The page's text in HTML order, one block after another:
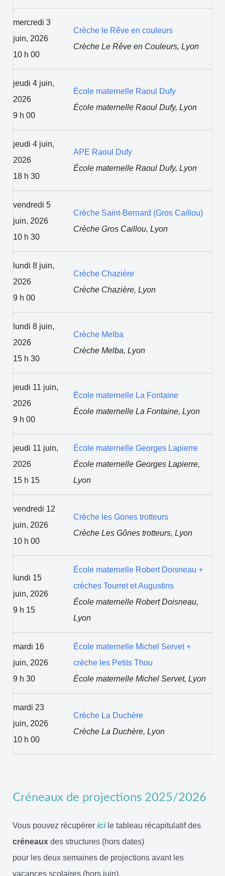
mercredi 3
juin, 2026
10 h 00
Crèche le Rêve en couleurs
Crèche Le Rêve en Couleurs, Lyon
jeudi 4 juin,
2026
9 h 00
École maternelle Raoul Dufy
École maternelle Raoul Dufy, Lyon
jeudi 4 juin,
2026
18 h 30
APE Raoul Dufy
École maternelle Raoul Dufy, Lyon
vendredi 5
juin, 2026
10 h 30
Crèche Saint-Bernard (Gros Caillou)
Crèche Gros Caillou, Lyon
lundi 8 juin,
2026
9 h 00
Crèche Chazière
Crèche Chazière, Lyon
lundi 8 juin,
2026
15 h 30
Crèche Melba
Crèche Melba, Lyon
jeudi 11 juin,
2026
9 h 00
École maternelle La Fontaine
École maternelle La Fontaine, Lyon
jeudi 11 juin,
2026
15 h 15
École maternelle Georges Lapierre
École maternelle Georges Lapierre,
Lyon
vendredi 12
juin, 2026
10 h 00
Crèche les Gones trotteurs
Crèche Les Gônes trotteurs, Lyon
lundi 15
juin, 2026
9 h 15
École maternelle Robert Doisneau +
crèches Tourret et Augustins
École maternelle Robert Doisneau,
Lyon
mardi 16
juin, 2026
9 h 30
École maternelle Michel Servet +
crèche les Petits Thou
École maternelle Michel Servet, Lyon
mardi 23
juin, 2026
10 h 00
Crèche La Duchère
Crèche La Duchère, Lyon
Créneaux de projections 2025/2026
Vous pouvez récupérer icile tableau récapitulatif des
créneaux des structures (hors dates)
pour les deux semaines de projections avant les
vacances scolaires (hors juin).